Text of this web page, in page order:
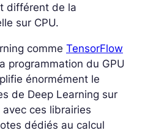
différent de la
sur CPU.
comme TensorFlow
programmation du GPU
énormément le
de Deep Learning sur
avec ces librairies
dédiés au calcul